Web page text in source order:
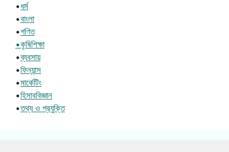
•ধর্ম
•বাংলা
•গণিত
•কৃষিশিক্ষা
•ব্যবসায়
•ফিন্যান্স
•মার্কেটিং
•হিসাববিজ্ঞান
•তথ্য ও প্রযুক্তি